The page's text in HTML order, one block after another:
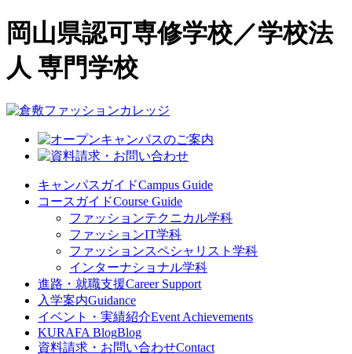
岡山県認可専修学校／学校法
人 専門学校
キャンパスガイドCampus Guide
コースガイドCourse Guide
ファッションテクニカル学科
ファッションIT学科
ファッションスペシャリスト学科
インターナショナル学科
進路・就職支援Career Support
入学案内Guidance
イベント・実績紹介Event Achievements
KURAFA BlogBlog
資料請求・お問い合わせContact